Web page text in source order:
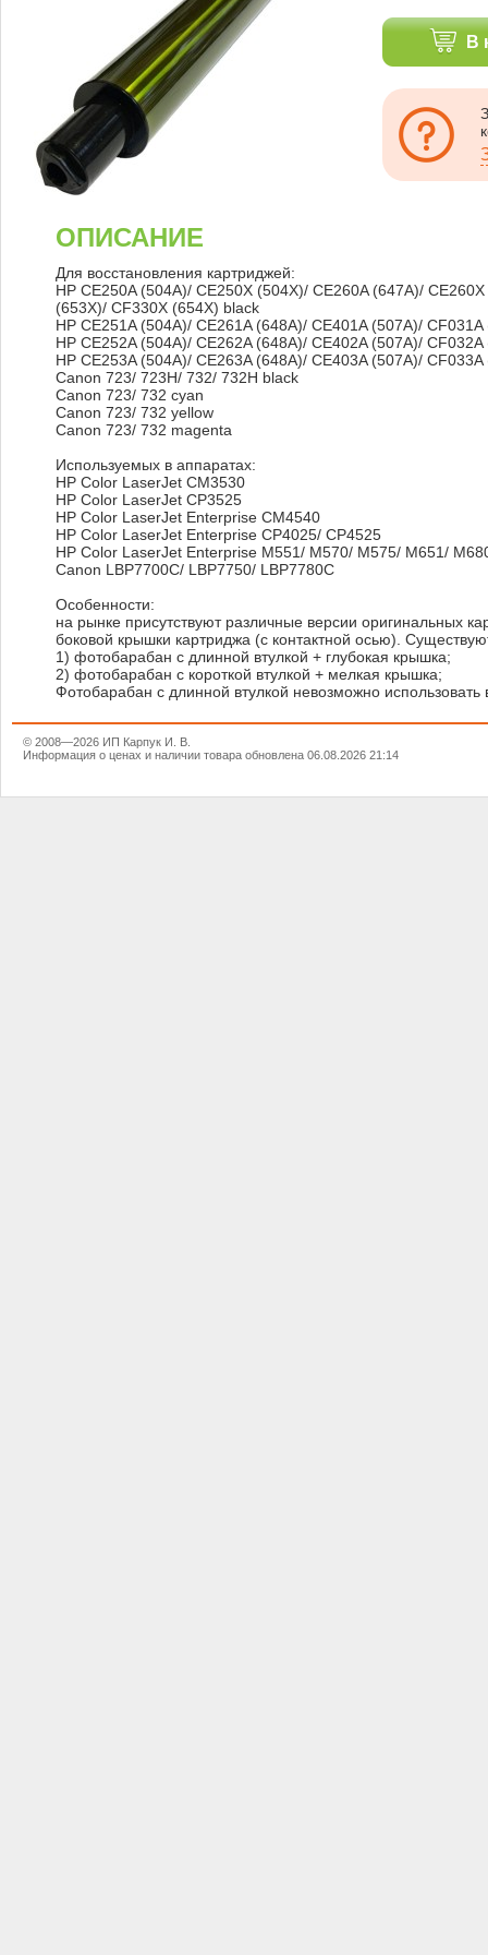
В
ОПИСАНИЕ
Для восстановления картриджей:
HP CE250A (504A)/ CE250X (504X)/ CE260A (647A)/
(653X)/ CF330X (654X) black
HP CE251A (504A)/ CE261A (648A)/ CE401A (507A)/
HP CE252A (504A)/ CE262A (648A)/ CE402A (507A)/
HP CE253A (504A)/ CE263A (648A)/ CE403A (507A)/
Canon 723/ 723H/ 732/ 732H black
Canon 723/ 732 cyan
Canon 723/ 732 yellow
Canon 723/ 732 magenta
Используемых в аппаратах:
HP Color LaserJet CM3530
HP Color LaserJet CP3525
HP Color LaserJet Enterprise CM4540
HP Color LaserJet Enterprise CP4025/ CP4525
HP Color LaserJet Enterprise M551/ M570/ M575/ M651/
Canon LBP7700C/ LBP7750/ LBP7780C
Особенности:
на рынке присутствуют различные версии оригинальных
боковой крышки картриджа (с контактной осью).
1) фотобарабан с длинной втулкой + глубокая крышка;
2) фотобарабан с короткой втулкой + мелкая крышка;
Фотобарабан с длинной втулкой невозможно
© 2008—2026 ИП Карпук И. В.
Информация о ценах и наличии товара обновлена 06.08.2026 21:14